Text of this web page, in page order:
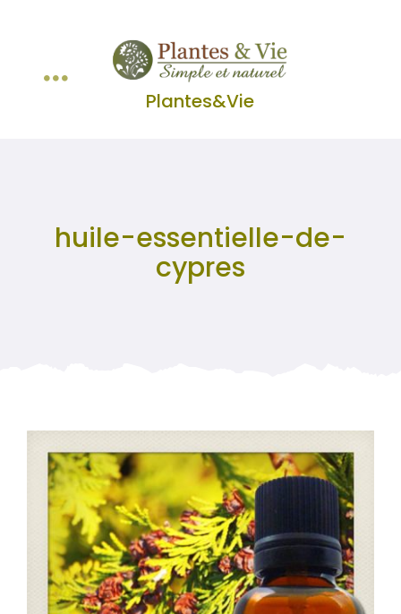
contenu
Plantes&Vie
Toggle
Les Classiques
WooCommerce Mon Compte
huile-essentielle-de-
cypres